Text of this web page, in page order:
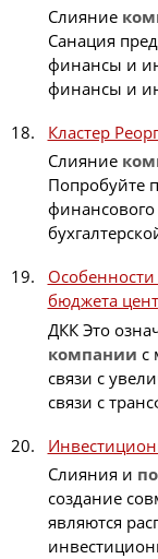
Слияние
Санация
финансы и
финансы и
Кластер
Слияние
Попробуйте
бюджета
ДКК Это
компании с
связи с
связи с
Слияния и
создание
являются